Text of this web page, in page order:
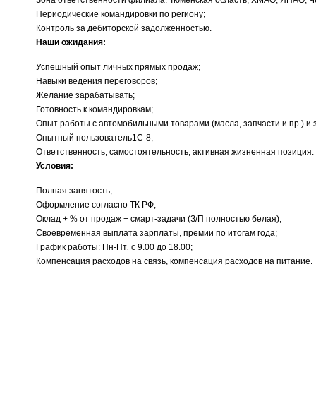
Периодические командировки по региону;
Контроль за дебиторской задолженностью.
Наши ожидания:
Успешный опыт личных прямых продаж;
Навыки ведения переговоров;
Желание зарабатывать;
Готовность к командировкам;
Опыт работы с автомобильными товарами (масла, запчасти и пр.)
Опытный пользователь1С-8,
Ответственность, самостоятельность, активная жизненная позиция.
Условия:
Полная занятость;
Оформление согласно ТК РФ;
Оклад + % от продаж + смарт-задачи (З/П полностью белая);
Своевременная выплата зарплаты, премии по итогам года;
График работы: Пн-Пт‚ с 9.00 до 18.00;
Компенсация расходов на связь, компенсация расходов на питание.